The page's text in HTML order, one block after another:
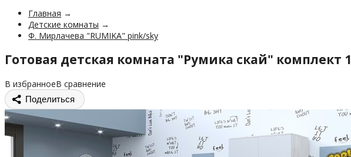
Главная →
Детские комнаты →
Ф. Мирлачева "RUMIKA" pink/sky
Готовая детская комната "Румика скай" комплект 1
В избранноеВ сравнение
Поделиться